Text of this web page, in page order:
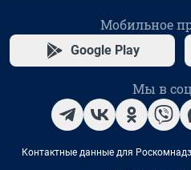
Мобильное
Google Play
Мы в
Контактные данные для